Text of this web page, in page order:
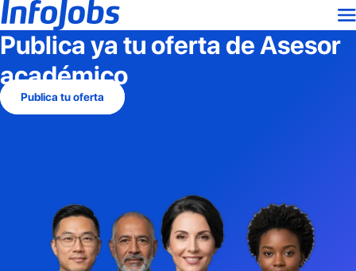
Publica ya tu oferta deAsesor
académico
Publica tu oferta